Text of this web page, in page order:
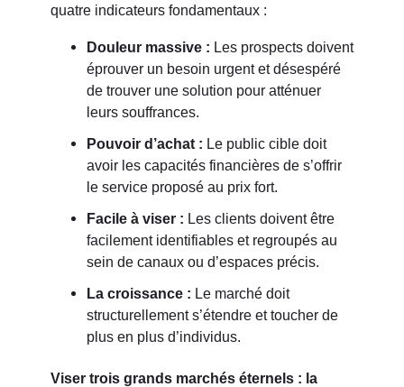
quatre indicateurs fondamentaux :
Douleur massive : Les prospects doivent
éprouver un besoin urgent et désespéré
de trouver une solution pour atténuer
leurs souffrances.
Pouvoir d’achat : Le public cible doit
avoir les capacités financières de s’offrir
le service proposé au prix fort.
Facile à viser : Les clients doivent être
facilement identifiables et regroupés au
sein de canaux ou d’espaces précis.
La croissance : Le marché doit
structurellement s’étendre et toucher de
plus en plus d’individus.
Viser trois grands marchés éternels : la